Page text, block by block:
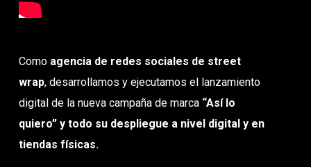
Como agencia de redes sociales de street
wrap, desarrollamos y ejecutamos el lanzamiento
digital de la nueva campaña de marca “Así lo
quiero” y todo su despliegue a nivel digital y en
tiendas físicas.